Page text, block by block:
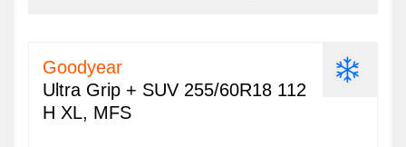
Goodyear
Ultra Grip + SUV 255/60R18 112
H XL, MFS